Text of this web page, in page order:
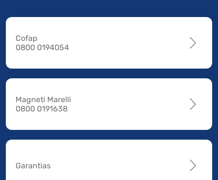
Cofap
0800 0194054
Magneti Marelli
0800 0191638
Garantias